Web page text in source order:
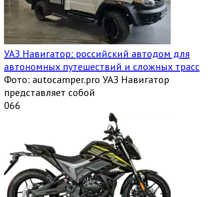
УАЗ Навигатор: российский автодом для
автономных путешествий и сложных трасс
Фото: autocamper.pro УАЗ Навигатор
представляет собой
066